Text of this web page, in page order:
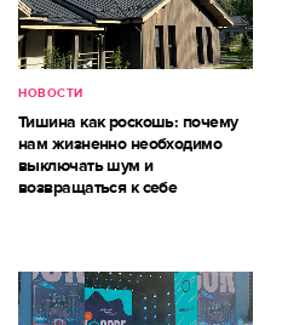
НОВОСТИ
Тишина как роскошь: почему
нам жизненно необходимо
выключать шум и
возвращаться к себе